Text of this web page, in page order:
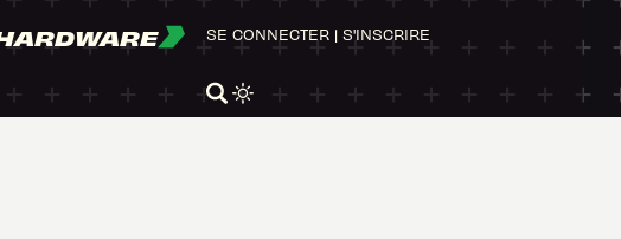
SE CONNECTER | S'INSCRIRE